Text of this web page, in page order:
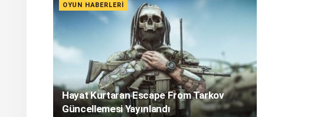
OYUN HABERLERI
Hayat Kurtaran Escape From Tarkov
Güncellemesi Yayınlandı